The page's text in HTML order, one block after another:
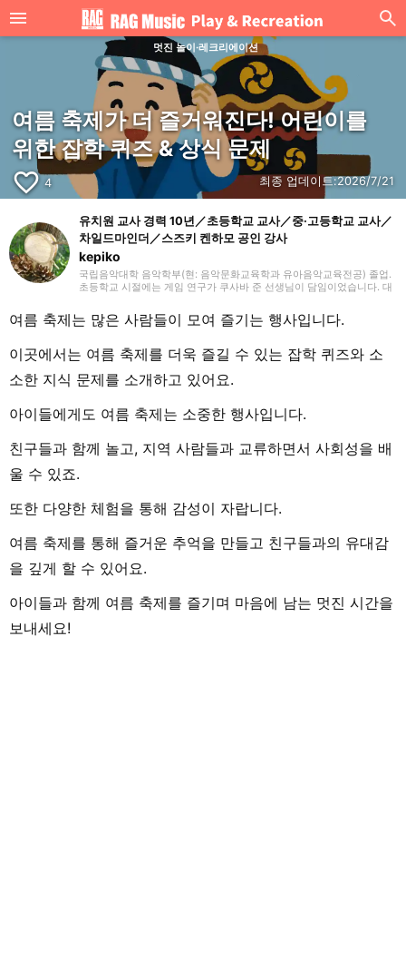
멋진 놀이·레크리에이션
여름 축제가 더 즐거워진다! 어린이를
위한 잡학 퀴즈 & 상식 문제
favorite_border 4 최종 업데이트:2026/7/21
유치원 교사 경력 10년／초등학교 교사／중·고등학교 교사／
차일드마인더／스즈키 켄하모 공인 강사
kepiko
국립음악대학 음악학부(현: 음악문화교육학과 유아음악교육전공) 졸업.
초등학교 시절에는 게임 연구가 쿠사바 준 선생님이 담임이었습니다. 대
뒤, 싱가포르의 국제학교에서 음악 교사로 부임. 음악 교육뿐만 아니라
일본 문화와 전승 놀이, 레크리에이션 등을 전하는 활동도 하며 많은 아
집 일을 통해 즐거운 어른들과의 만남을 거치며 전달하는 것의 즐거움을
경험. 교육 현장에서 키운 시각과 편집자로서의 경험을 살려, 인풋과 아
웃풋을 소중히 하며 음악과 아이들과 관련된 분야를 중심으로 실천에 도
움이 되는 정보를 전해드립니다. 취미는 악기, 노래, 수공예, 장난감, 그림
여름 축제는 많은 사람들이 모여 즐기는 행사입니다.
이곳에서는 여름 축제를 더욱 즐길 수 있는 잡학 퀴즈와 소
소한 지식 문제를 소개하고 있어요.
아이들에게도 여름 축제는 소중한 행사입니다.
친구들과 함께 놀고, 지역 사람들과 교류하면서 사회성을 배
울 수 있죠.
또한 다양한 체험을 통해 감성이 자랍니다.
여름 축제를 통해 즐거운 추억을 만들고 친구들과의 유대감
을 깊게 할 수 있어요.
아이들과 함께 여름 축제를 즐기며 마음에 남는 멋진 시간을
보내세요!